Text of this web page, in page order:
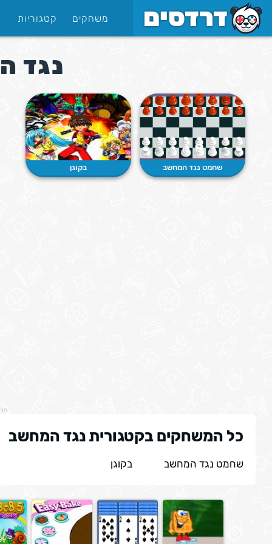
משחקים קטגוריות
נגד
שחמט נגד המחשב בקוגן
כל המשחקים בקטגורית נגד המחשב
שחמט נגד המחשב בקוגן